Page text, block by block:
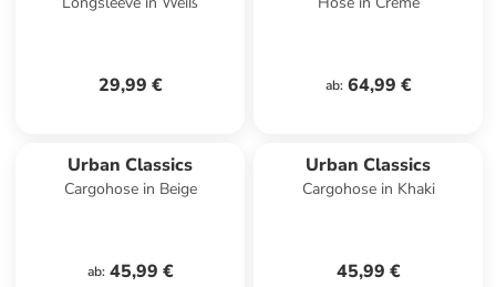
29,99 € ab: 64,99 €
Urban Classics
Cargohose in Beige
ab: 45,99 €
Urban Classics
Cargohose in Khaki
45,99 €